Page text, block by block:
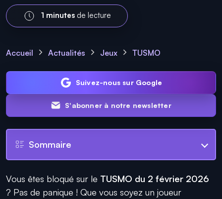
1 minutesde lecture
Accueil Actualités Jeux TUSMO
Suivez-nous sur Google
S'abonner à notre newsletter
Sommaire
Vous êtes bloqué sur le TUSMO du 2 février 2026
? Pas de panique ! Que vous soyez un joueur